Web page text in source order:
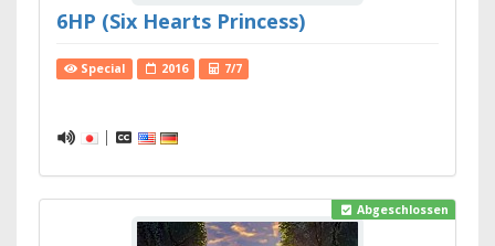
6HP (Six Hearts Princess)
Special 2016 7/7
|
Abgeschlossen